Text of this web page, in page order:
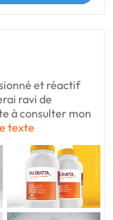
et réactif
ravi de
à consulter mon
texte